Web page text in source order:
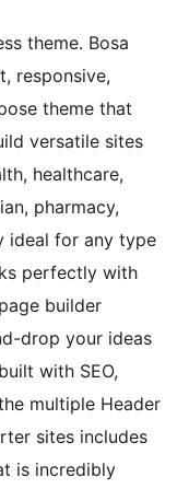
theme. Bosa
responsive,
theme that
versatile sites
healthcare,
pharmacy,
ideal for any type
perfectly with
builder
drop your ideas
with SEO,
multiple Header
sites includes
is incredibly